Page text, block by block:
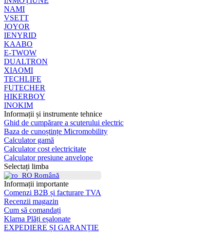
NAMI
VSETT
JOYOR
IENYRID
KAABO
E-TWOW
DUALTRON
XIAOMI
TECHLIFE
FUTECHER
HIKERBOY
INOKIM
Informații și instrumente tehnice
Ghid de cumpărare a scuterului electric
Baza de cunoștințe Micromobility
Calculator gamă
Calculator cost electricitate
Calculator presiune anvelope
Selectați limba
Română
Informații importante
Comenzi B2B și facturare TVA
Recenzii magazin
Cum să comandați
Klarna Plăți eșalonate
EXPEDIERE ȘI GARANȚIE